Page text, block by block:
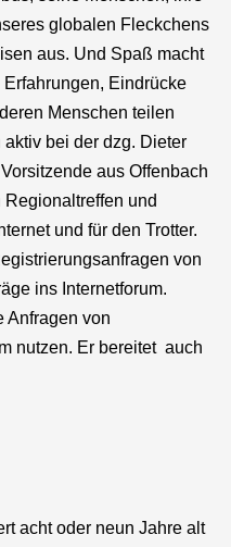
globalen Fleckchens
aus. Und Spaß macht
Eindrücke
Menschen teilen
bei der dzg. Dieter
aus Offenbach
und
und für den Trotter.
von
ins Internetforum.
Anfragen von
nutzen. Er bereitet auch
acht oder neun Jahre alt